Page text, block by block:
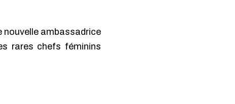
nouvelle ambassadrice
rares chefs féminins